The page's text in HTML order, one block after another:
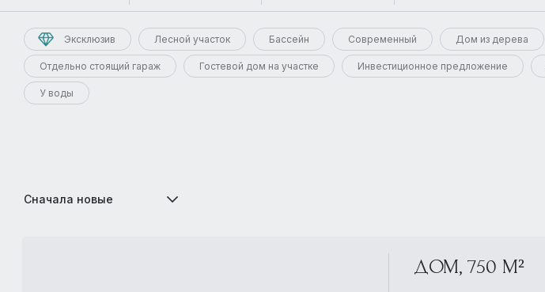
Эксклюзив Лесной участок Бассейн Современный Дом из дерева
Отдельно стоящий гараж Гостевой дом на участке Инвестиционное предложение
У воды
Сначала новые
ДОМ, 750 М²